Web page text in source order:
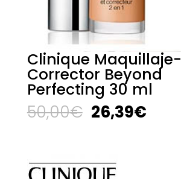
Clinique Maquillaje-
Corrector Beyond
Perfecting 30 ml
50,00€ El
precio
50,00€.
26,39€El